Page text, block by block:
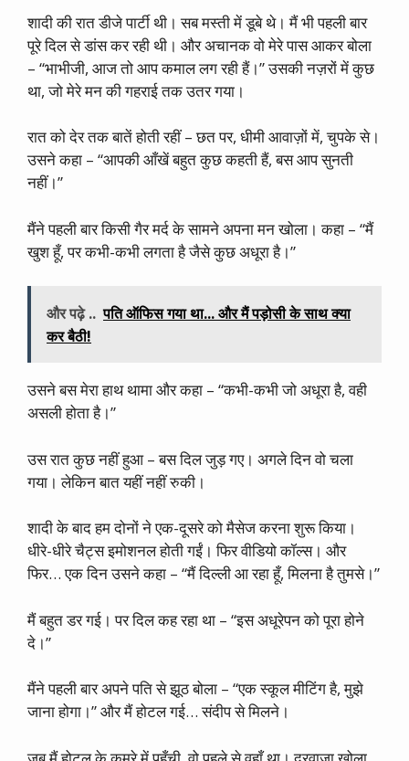
शादी की रात डीजे पार्टी थी। सब मस्ती में डूबे थे। मैं भी पहली बार
पूरे दिल से डांस कर रही थी। और अचानक वो मेरे पास आकर बोला
– “भाभीजी, आज तो आप कमाल लग रही हैं।” उसकी नज़रों में कुछ
था, जो मेरे मन की गहराई तक उतर गया।
रात को देर तक बातें होती रहीं – छत पर, धीमी आवाज़ों में, चुपके से।
उसने कहा – “आपकी आँखें बहुत कुछ कहती हैं, बस आप सुनती
नहीं।”
मैंने पहली बार किसी गैर मर्द के सामने अपना मन खोला। कहा – “मैं
खुश हूँ, पर कभी-कभी लगता है जैसे कुछ अधूरा है।”
और पढ़े .. पति ऑफिस गया था... और मैं पड़ोसी के साथ क्या
कर बैठी!
उसने बस मेरा हाथ थामा और कहा – “कभी-कभी जो अधूरा है, वही
असली होता है।”
उस रात कुछ नहीं हुआ – बस दिल जुड़ गए। अगले दिन वो चला
गया। लेकिन बात यहीं नहीं रुकी।
शादी के बाद हम दोनों ने एक-दूसरे को मैसेज करना शुरू किया।
धीरे-धीरे चैट्स इमोशनल होती गईं। फिर वीडियो कॉल्स। और
फिर… एक दिन उसने कहा – “मैं दिल्ली आ रहा हूँ, मिलना है तुमसे।”
मैं बहुत डर गई। पर दिल कह रहा था – “इस अधूरेपन को पूरा होने
दे।”
मैंने पहली बार अपने पति से झूठ बोला – “एक स्कूल मीटिंग है, मुझे
जाना होगा।” और मैं होटल गई… संदीप से मिलने।